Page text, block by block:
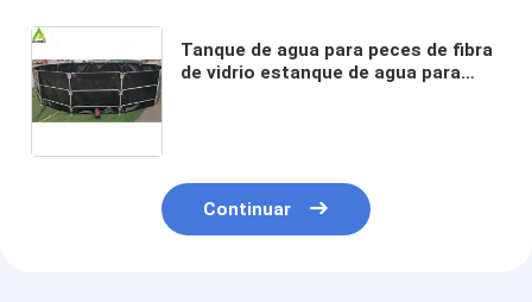
Tanque de agua para peces de fibra
de vidrio estanque de agua para
Continuar